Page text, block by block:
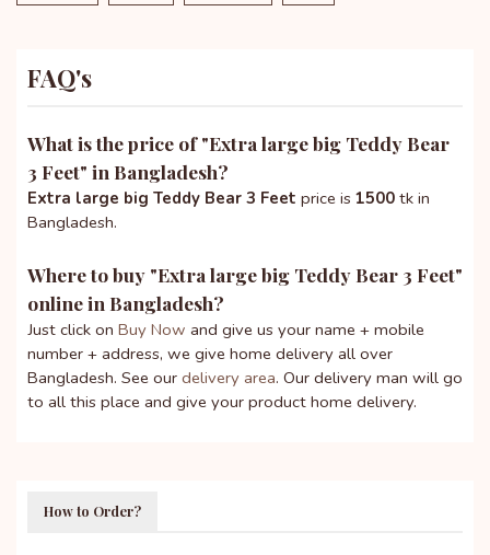
FAQ's
What is the price of "Extra large big Teddy Bear
3 Feet" in Bangladesh?
Extra large big Teddy Bear 3 Feet price is 1500 tk in
Bangladesh.
Where to buy "Extra large big Teddy Bear 3 Feet"
online in Bangladesh?
Just click on Buy Now and give us your name + mobile
number + address, we give home delivery all over
Bangladesh. See our delivery area. Our delivery man will go
to all this place and give your product home delivery.
How to Order?